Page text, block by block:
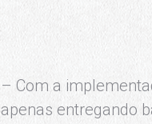
– Com a
apenas entregando